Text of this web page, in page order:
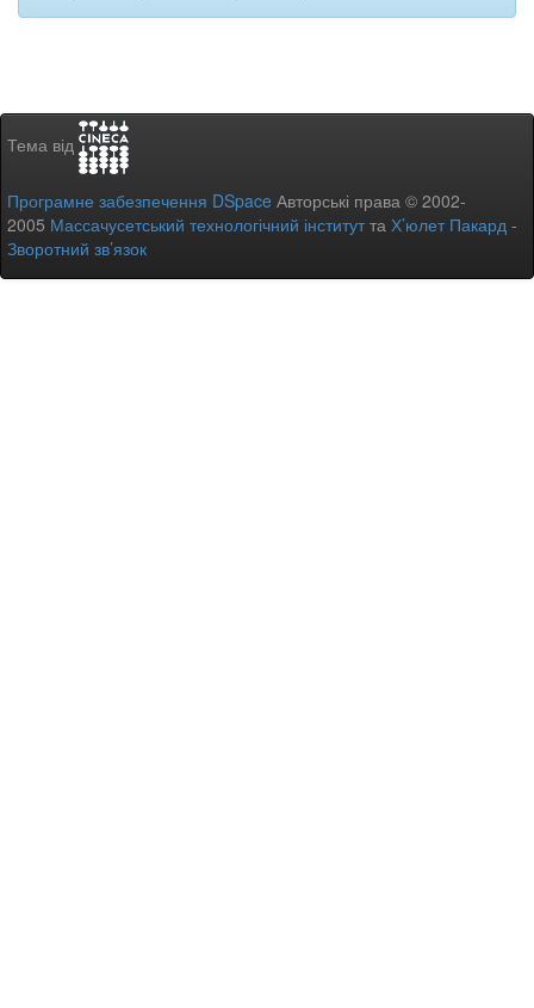
Тема від
Програмне забезпечення DSpace Авторські права © 2002-
2005 Массачусетський технологічний інститутта Х’юлет Пакард -
Зворотний зв’язок